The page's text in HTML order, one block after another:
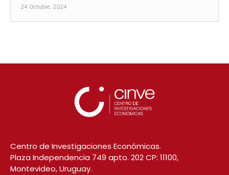
24 Octubre, 2024
Centro de Investigaciones Económicas.
Plaza Independencia 749 apto. 202 CP: 11100,
Montevideo, Uruguay.